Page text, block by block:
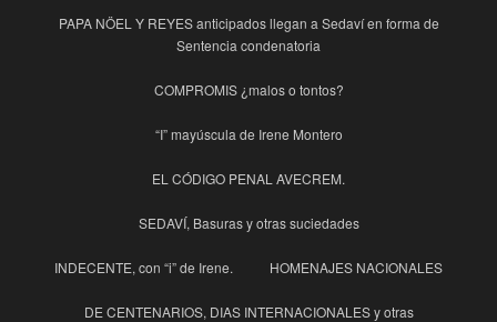
PAPA NÖEL Y REYES anticipados llegan a Sedaví en forma de
Sentencia condenatoria
COMPROMIS ¿malos o tontos?
“I” mayúscula de Irene Montero
EL CÓDIGO PENAL AVECREM.
SEDAVÍ, Basuras y otras suciedades
INDECENTE, con “i” de Irene. HOMENAJES NACIONALES
DE CENTENARIOS, DIAS INTERNACIONALES y otras